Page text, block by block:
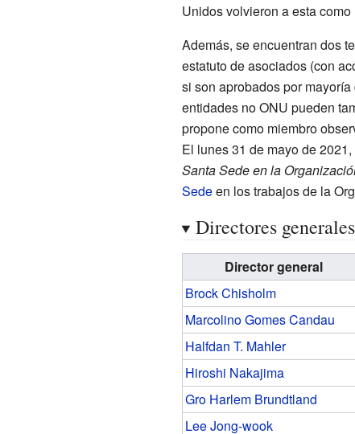
Unidos volvieron a esta como
Además, se encuentran dos
estatuto de asociados (con
si son aprobados por
entidades no ONU pueden
propone como miembro
El lunes 31 de mayo de
Santa Sede en la
Sedeen los trabajos de la
Directores generales
Director general
Brock Chisholm
Marcolino Gomes Candau
Halfdan T. Mahler
Hiroshi Nakajima
Gro Harlem Brundtland
Lee Jong-wook